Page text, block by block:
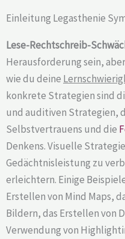
Einleitung Legasthenie
Lese-Rechtschreib-
Herausforderung sein,
wie du deine
konkrete Strategien sind
und auditiven Strategien,
Selbstvertrauens und die
Denkens. Visuelle
Gedächtnisleistung zu
erleichtern. Einige
Erstellen von Mind Maps,
Bildern, das Erstellen von
Verwendung von